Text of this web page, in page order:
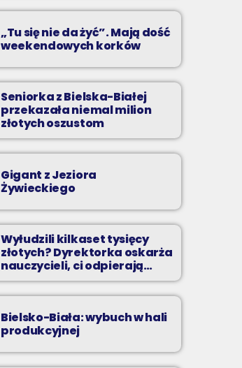
praca”
„Tu się nie da żyć”. Mają dość
weekendowych korków
Seniorka z Bielska-Białej
przekazała niemal milion
złotych oszustom
Gigant z Jeziora
Żywieckiego
Wyłudzili kilkaset tysięcy
złotych? Dyrektorka oskarża
nauczycieli, ci odpierają
zarzuty
Bielsko-Biała: wybuch w hali
produkcyjnej